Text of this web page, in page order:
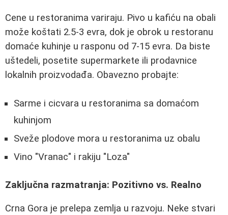
Cene u restoranima variraju. Pivo u kafiću na obali
može koštati 2.5-3 evra, dok je obrok u restoranu
domaće kuhinje u rasponu od 7-15 evra. Da biste
uštedeli, posetite supermarkete ili prodavnice
lokalnih proizvodađa. Obavezno probajte:
Sarme i cicvara u restoranima sa domaćom
kuhinjom
Sveže plodove mora u restoranima uz obalu
Vino "Vranac" i rakiju "Loza"
Zaključna razmatranja: Pozitivno vs. Realno
Crna Gora je prelepa zemlja u razvoju. Neke stvari